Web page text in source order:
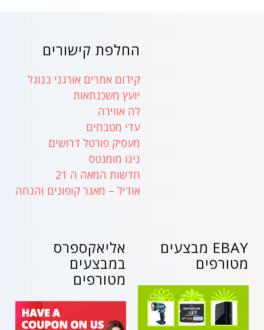
החלפת קישורים
קידום אתרים אורגני בגוגל
יועץ משכנתאות
לה אווירה
עדי מטבחים
מעסיק פורטל דרושים
נינו מומנטס
חדשות המאה ה 21
אודיל – מאגר קופונים והנחה
אליאקספרס
במבצעים
מטורפים
EBAY מבצעים
מטורפים